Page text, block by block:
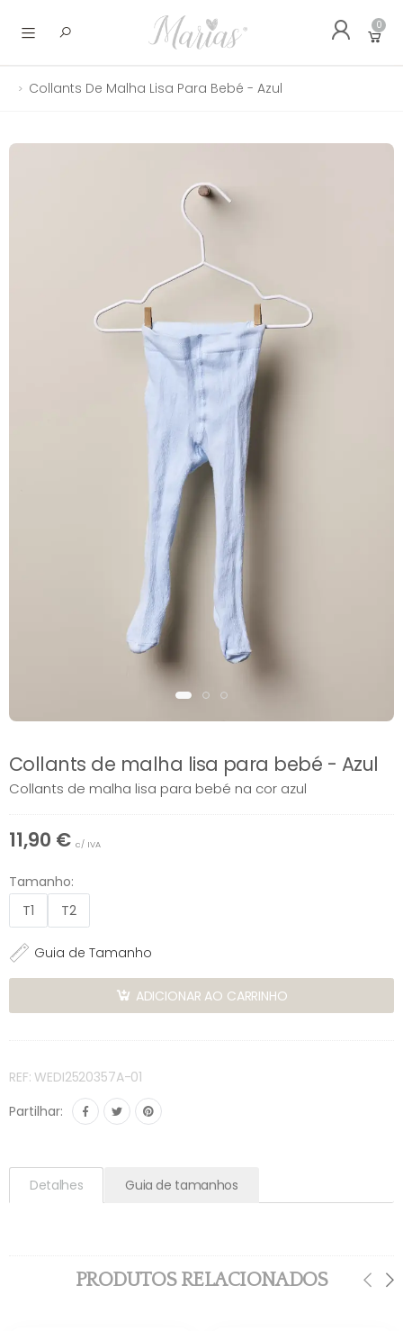
Abrir menu
0
Collants De Malha Lisa Para Bebé - Azul
Collants de malha lisa para bebé - Azul
Collants de malha lisa para bebé na cor azul
11,90 € c/ IVA
Tamanho:
T1
T2
Guia de Tamanho
ADICIONAR AO CARRINHO
REF: WEDI2520357A-01
Partilhar:
Detalhes Guia de tamanhos
PRODUTOS RELACIONADOS